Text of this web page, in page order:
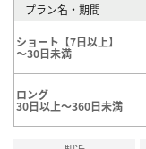
プラン名・期間
ショート【7日以上】
～30日未満
ロング
30日以上～360日未満